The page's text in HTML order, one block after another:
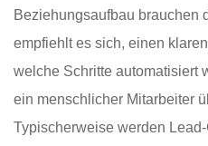
Beziehungsaufbau brauchen
empfiehlt es sich, einen
welche Schritte automatisiert
ein menschlicher Mitarbeiter
Typischerweise werden